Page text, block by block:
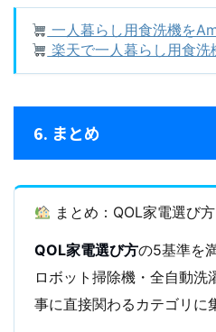
一人暮らし用食洗機を
楽天で一人暮らし用食洗
6. まとめ
まとめ：QOL家電選び方
QOL家電選び方の5基準を
ロボット掃除機・全自動洗
事に直接関わるカテゴリに